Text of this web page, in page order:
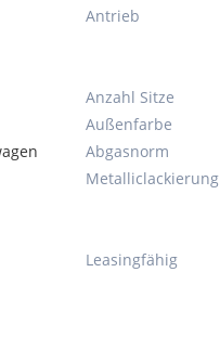
Antrieb
Anzahl Sitze
Außenfarbe
Abgasnorm
Metallic­lackierung
Leasingfähig